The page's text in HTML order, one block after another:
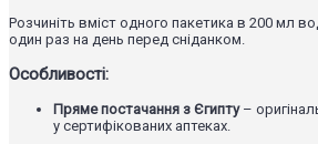
Розчиніть вміст одного пакетика в 200 мл
один раз на день перед сніданком.
Особливості:
Пряме постачання з Єгипту–
у сертифікованих аптеках.